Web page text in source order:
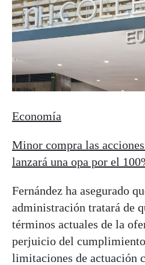
Economía
Minor compra las
lanzará una opa por el
Fernández ha asegurado
administración tratará de
términos actuales de la
perjuicio del
limitaciones de actuación